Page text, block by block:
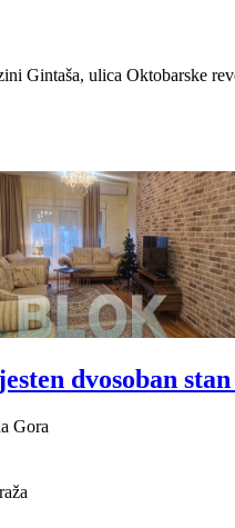
Gintaša, ulica Oktobarske
dvosoban
Gora